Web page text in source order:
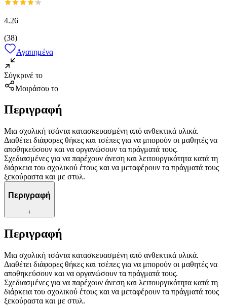
4.26
(38)
Αγαπημένα
Σύγκρινέ το
Μοιράσου το
Περιγραφή
Μια σχολική τσάντα κατασκευασμένη από ανθεκτικά υλικά.
Διαθέτει διάφορες θήκες και τσέπες για να μπορούν οι μαθητές να
αποθηκεύσουν και να οργανώσουν τα πράγματά τους.
Σχεδιασμένες για να παρέχουν άνεση και λειτουργικότητα κατά τη
διάρκεια του σχολικού έτους και να μεταφέρουν τα πράγματά τους
ξεκούραστα και με στυλ.
Περιγραφή
+
Περιγραφή
Μια σχολική τσάντα κατασκευασμένη από ανθεκτικά υλικά.
Διαθέτει διάφορες θήκες και τσέπες για να μπορούν οι μαθητές να
αποθηκεύσουν και να οργανώσουν τα πράγματά τους.
Σχεδιασμένες για να παρέχουν άνεση και λειτουργικότητα κατά τη
διάρκεια του σχολικού έτους και να μεταφέρουν τα πράγματά τους
ξεκούραστα και με στυλ.